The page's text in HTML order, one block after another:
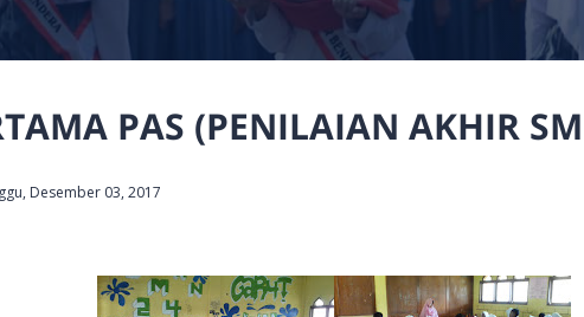
PAS (PENILAIAN AKHIR
Desember 03, 2017